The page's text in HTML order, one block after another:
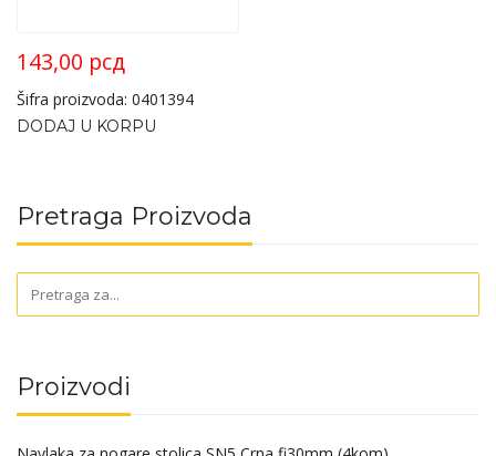
143,00 рсд
Šifra proizvoda: 0401394
DODAJ U KORPU
Pretraga Proizvoda
Proizvodi